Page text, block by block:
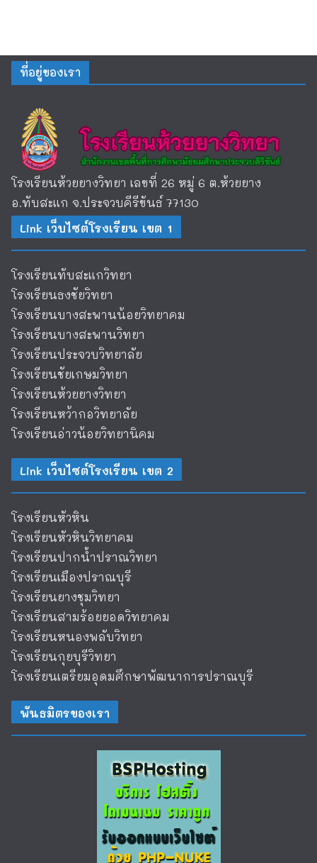
ที่อยู่ของเรา
โรงเรียนห้วยยางวิทยา เลขที่ 26 หมู่ 6 ต.ห้วยยาง
อ.ทับสะแก จ.ประจวบคีรีขันธ์ 77130
Link เว็บไซต์โรงเรียน เขต 1
โรงเรียนทับสะแกวิทยา
โรงเรียนธงชัยวิทยา
โรงเรียนบางสะพานน้อยวิทยาคม
โรงเรียนบางสะพานวิทยา
โรงเรียนประจวบวิทยาลัย
โรงเรียนชัยเกษมวิทยา
โรงเรียนห้วยยางวิทยา
โรงเรียนหว้ากอวิทยาลัย
โรงเรียนอ่าวน้อยวิทยานิคม
Link เว็บไซต์โรงเรียน เขต 2
โรงเรียนหัวหิน
โรงเรียนหัวหินวิทยาคม
โรงเรียนปากน้ำปราณวิทยา
โรงเรียนเมืองปราณบุรี
โรงเรียนยางชุมวิทยา
โรงเรียนสามร้อยยอดวิทยาคม
โรงเรียนหนองพลับวิทยา
โรงเรียนกุยบุรีวิทยา
โรงเรียนเตรียมอุดมศึกษาพัฒนาการปราณบุรี
พันธมิตรของเรา